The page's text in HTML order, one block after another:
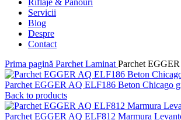
Servicii
Blog
Despre
Contact
Prima pagină Parchet Laminat Parchet
Parchet EGGER AQ ELF186 Beton Chicago
Back to products
Parchet EGGER AQ ELF812 Marmura